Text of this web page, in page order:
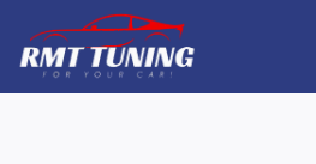
Inhalt
springen